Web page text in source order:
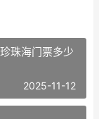
珠海门票多少
2025-11-12